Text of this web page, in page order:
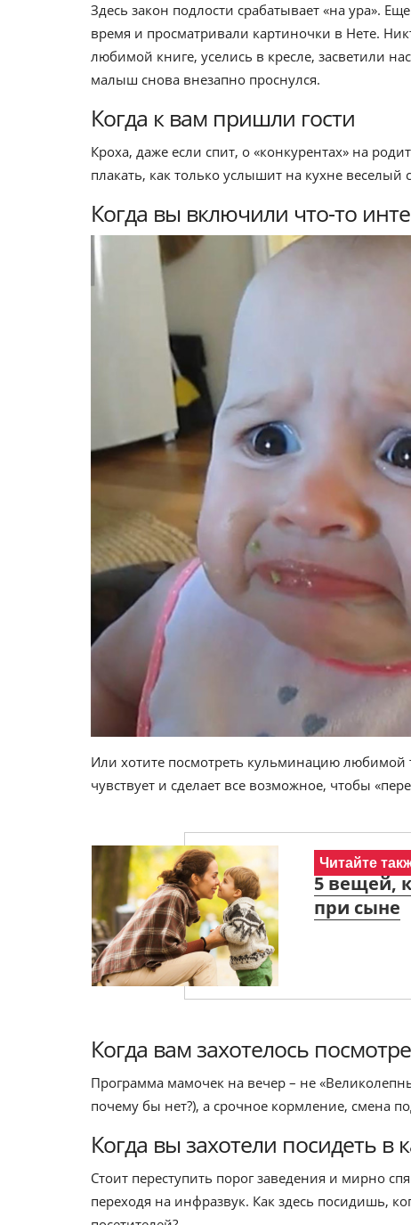
Здесь закон подлости срабатывает «на ура».
время и просматривали картиночки в Нете.
любимой книге, уселись в кресле, засветили
малыш снова внезапно проснулся.
Когда к вам пришли гости
Кроха, даже если спит, о «конкурентах» на
плакать, как только услышит на кухне
Когда вы включили что-то
Или хотите посмотреть кульминацию любимой
чувствует и сделает все возможное, чтобы
Читайте
5 вещей,
при сыне
Когда вам захотелось
Программа мамочек на вечер – не
почему бы нет?), а срочное кормление, смена
Когда вы захотели посидеть в
Стоит переступить порог заведения и мирно
переходя на инфразвук. Как здесь посидишь,